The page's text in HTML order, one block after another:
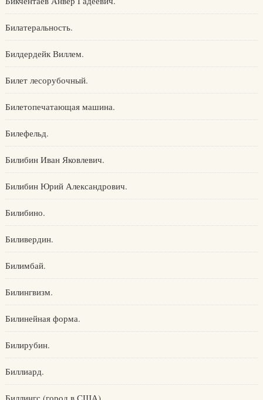
Билатеральность.
Билдердейк Виллем.
Билет лесорубочный.
Билетопечатающая машина.
Билефельд.
Билибин Иван Яковлевич.
Билибин Юрий Александрович.
Билибино.
Биливердин.
Билимбай.
Билингвизм.
Билинейная форма.
Билирубин.
Биллиард.